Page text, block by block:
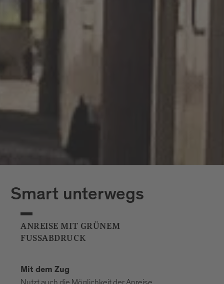
Smart unterwegs
ANREISE MIT GRÜNEM
FUSSABDRUCK
Mit dem Zug